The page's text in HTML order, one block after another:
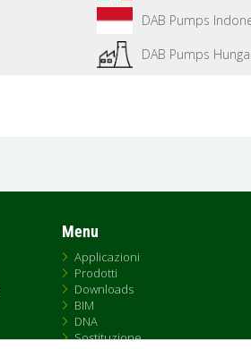
DAB Pumps
DAB Pumps
Menu
Applicazioni
Prodotti
Downloads
BIM
DNA
Sostituzione